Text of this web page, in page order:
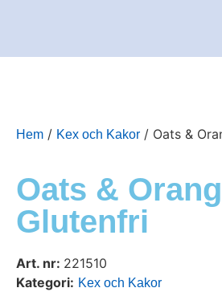
Hem / Kex och Kakor / Oats &
Oats &
Glutenfri
Art. nr: 221510
Kategori: Kex och Kakor